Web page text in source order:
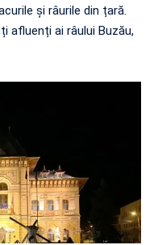
și râurile din țară.
afluenți ai râului Buzău,